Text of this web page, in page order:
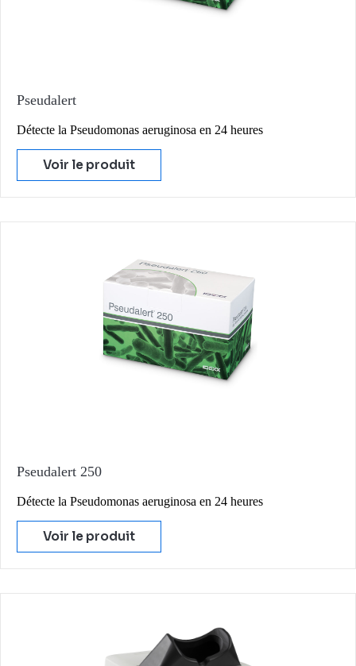
Pseudalert
Détecte la Pseudomonas aeruginosa en 24 heures
Voir le produit
Pseudalert 250
Détecte la Pseudomonas aeruginosa en 24 heures
Voir le produit